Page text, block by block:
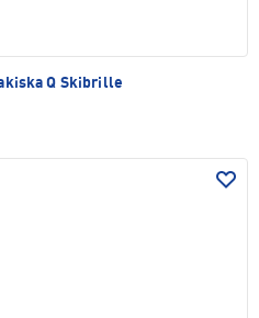
Q Skibrille